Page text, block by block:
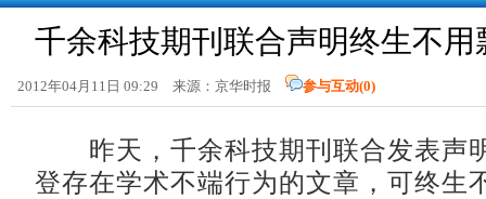
千余科技期刊联合声明终生不用
2012年04月11日 09:29 来源：京华时报 参与互动(0)
昨天，千余科技期刊联合发表声
登存在学术不端行为的文章，可终生